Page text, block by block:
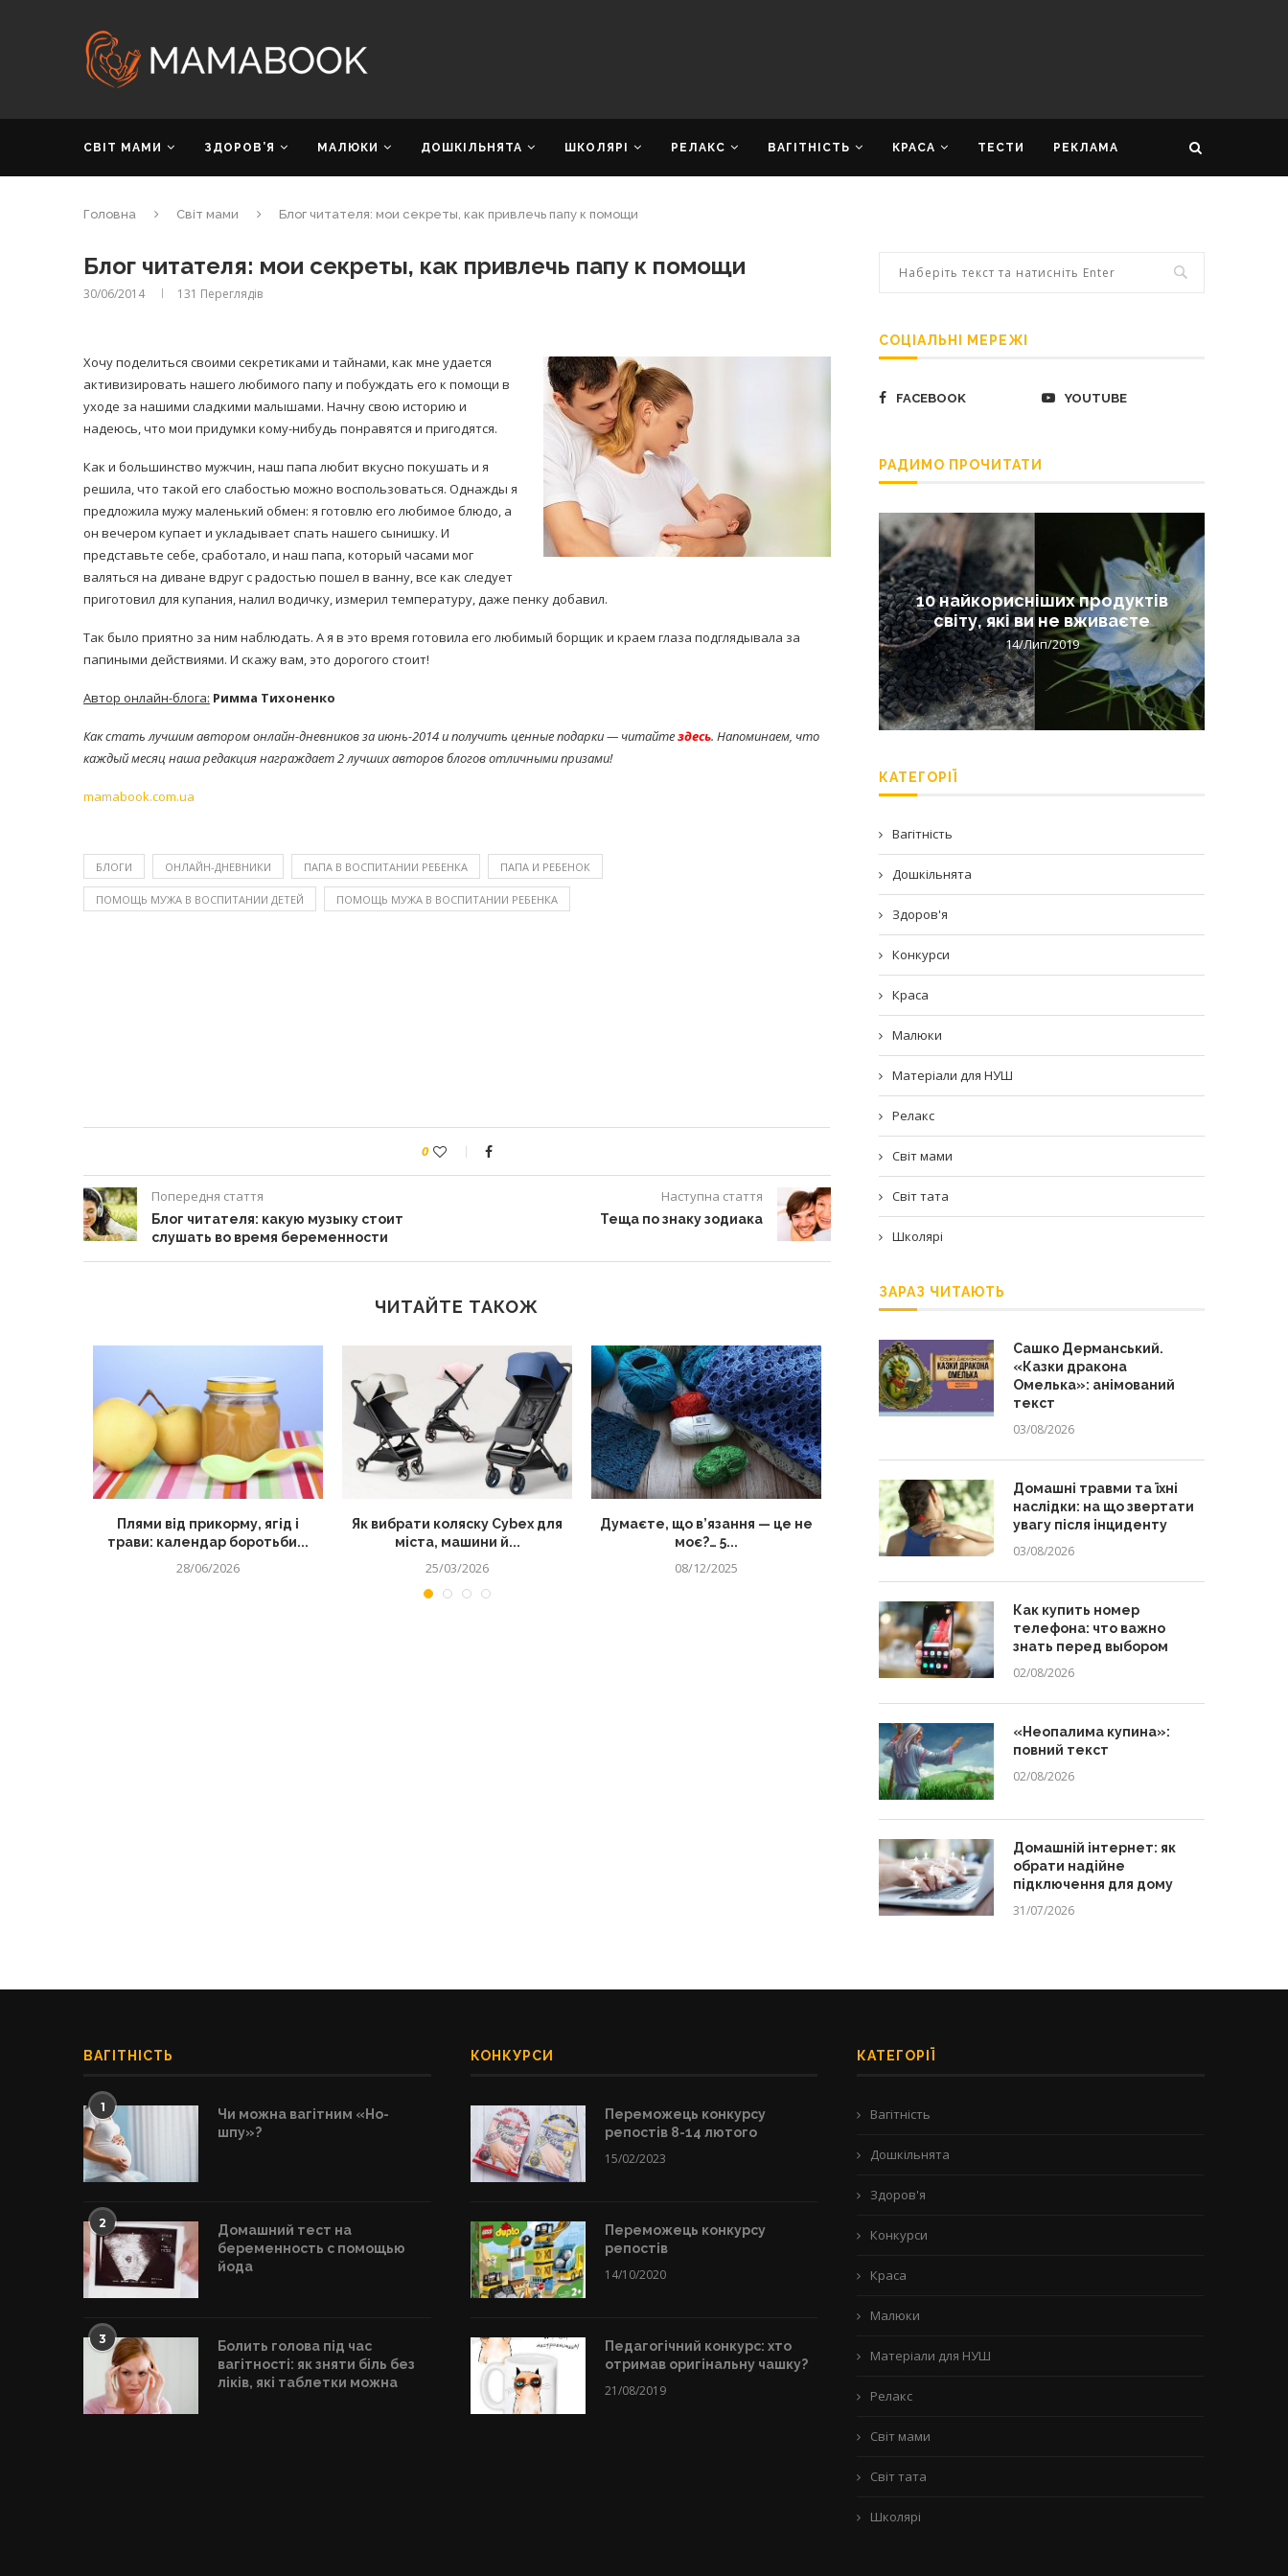
СВІТ МАМИ ЗДОРОВ’Я МАЛЮКИ ДОШКІЛЬНЯТА ШКОЛЯРІ РЕЛАКС ВАГІТНІСТЬ КРАСА ТЕСТИ РЕКЛАМА
Головна Світ мами Блог читателя: мои секреты, как привлечь папу к помощи
Блог читателя: мои секреты, как привлечь папу к помощи
30/06/2014 131 Переглядів
Хочу поделиться своими секретиками и тайнами, как мне удается
активизировать нашего любимого папу и побуждать его к помощи в
уходе за нашими сладкими малышами. Начну свою историю и
надеюсь, что мои придумки кому-нибудь понравятся и пригодятся.
Как и большинство мужчин, наш папа любит вкусно покушать и я
решила, что такой его слабостью можно воспользоваться. Однажды я
предложила мужу маленький обмен: я готовлю его любимое блюдо, а
он вечером купает и укладывает спать нашего сынишку. И
представьте себе, сработало, и наш папа, который часами мог
валяться на диване вдруг с радостью пошел в ванну, все как следует
приготовил для купания, налил водичку, измерил температуру, даже пенку добавил.
Так было приятно за ним наблюдать. А я в это время готовила его любимый борщик и краем глаза подглядывала за
папиными действиями. И скажу вам, это дорогого стоит!
Автор онлайн-блога: Римма Тихоненко
Как стать лучшим автором онлайн-дневников за июнь-2014 и получить ценные подарки — читайтездесь. Напоминаем, что
каждый месяц наша редакция награждает 2 лучших авторов блогов отличными призами!
mamabook.com.ua
БЛОГИ ОНЛАЙН-ДНЕВНИКИ ПАПА В ВОСПИТАНИИ РЕБЕНКА ПАПА И РЕБЕНОК
ПОМОЩЬ МУЖА В ВОСПИТАНИИ ДЕТЕЙ ПОМОЩЬ МУЖА В ВОСПИТАНИИ РЕБЕНКА
0
Попередня стаття
Блог читателя: какую музыку стоит
слушать во время беременности
Наступна стаття
Теща по знаку зодиака
ЧИТАЙТЕ ТАКОЖ
Плями від прикорму, ягід і
трави: календар боротьби...
28/06/2026
Як вибрати коляску Cybex для
міста, машини й...
25/03/2026
Думаєте, що в’язання — це не
моє?… 5...
08/12/2025
Домашній одяг для жінок з
формами: нічні сорочки,...
Що подарувати молодій
28/06/2025
СОЦІАЛЬНІ МЕРЕЖІ
FACEBOOK YOUTUBE
РАДИМО ПРОЧИТАТИ
принимать
никакого кипятка
30/Січ/2021
Лікарі назвали симптоми
14/Бер/2020
легендарного супа доктора
Моро, который без...
10 найкорисніших продуктів
світу, які ви не вживаєте
14/Лип/2019
КАТЕГОРІЇ
Вагітність
Дошкільнята
Здоров'я
Конкурси
Краса
Малюки
Матеріали для НУШ
Релакс
Світ мами
Світ тата
Школярі
ЗАРАЗ ЧИТАЮТЬ
Сашко Дерманський.
«Казки дракона
Омелька»: анімований
текст
03/08/2026
Домашні травми та їхні
наслідки: на що звертати
увагу після інциденту
03/08/2026
Как купить номер
телефона: что важно
знать перед выбором
02/08/2026
«Неопалима купина»:
повний текст
02/08/2026
Домашній інтернет: як
обрати надійне
підключення для дому
31/07/2026
ВАГІТНІСТЬ
1
Чи можна вагітним «Но-
шпу»?
2
Домашний тест на
беременность с помощью
йода
3
Болить голова під час
вагітності: як зняти біль без
ліків, які таблетки можна
КОНКУРСИ
Переможець конкурсу
репостів 8-14 лютого
15/02/2023
Переможець конкурсу
репостів
14/10/2020
Педагогічний конкурс: хто
отримав оригінальну чашку?
21/08/2019
КАТЕГОРІЇ
Вагітність
Дошкільнята
Здоров'я
Конкурси
Краса
Малюки
Матеріали для НУШ
Релакс
Світ мами
Світ тата
Школярі